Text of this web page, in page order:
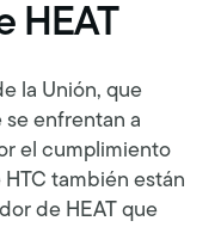
HEAT
la Unión, que
se enfrentan a
el cumplimiento
también están
de HEAT que